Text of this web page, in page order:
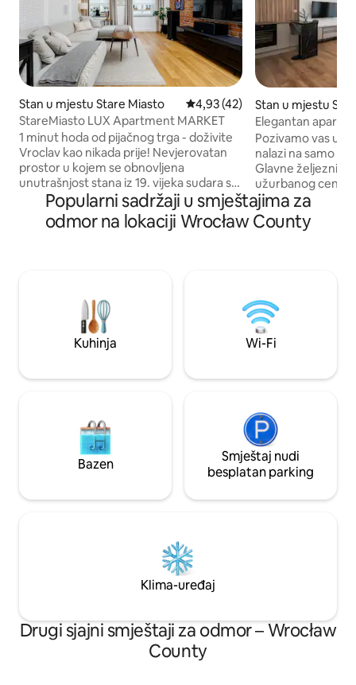
Stan u mjestu Stare Miasto prosječna ocjena 4,93 od 5,
4,93 (42)
StareMiasto LUX Apartment MARKET
1 minut hoda od pijačnog trga - doživite
Vroclav kao nikada prije! Nevjerovatan
prostor u kojem se obnovljena
unutrašnjost stana iz 19. vijeka sudara sa
modernošću i funkcionalnošću.
Elegantan stan ispunjen svjetlošću, koji
se nalazi u sporednoj ulici na pijačnom
akustičnom sferom u dnevnoj sobi,
inspirisanom NFM-om u Vroclavu.
Stan u mjestu
Elegantan
lokacija
Pozivamo vas u
nalazi na samo
Glavne
užurbanog centra
turistički boravak
Stan Moderan, potpuno opremljen
studio. Čeka vas
prodavnice i
Popularni sadržaji u smještajima za
odmor na lokaciji Wrocław County
Kuhinja Wi-Fi
Bazen
Smještaj nudi
besplatan parking
Klima-uređaj
Drugi sjajni smještaji za odmor – Wrocław
County